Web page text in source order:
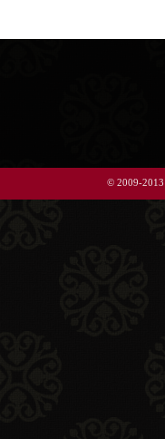
© 2009-2013